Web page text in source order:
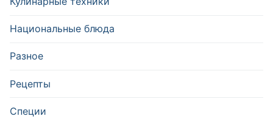
Национальные блюда
Разное
Рецепты
Специи